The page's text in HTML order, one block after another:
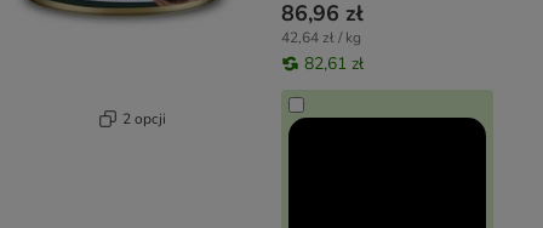
2 opcji
86,96 zł
42,64 zł / kg
82,61 zł